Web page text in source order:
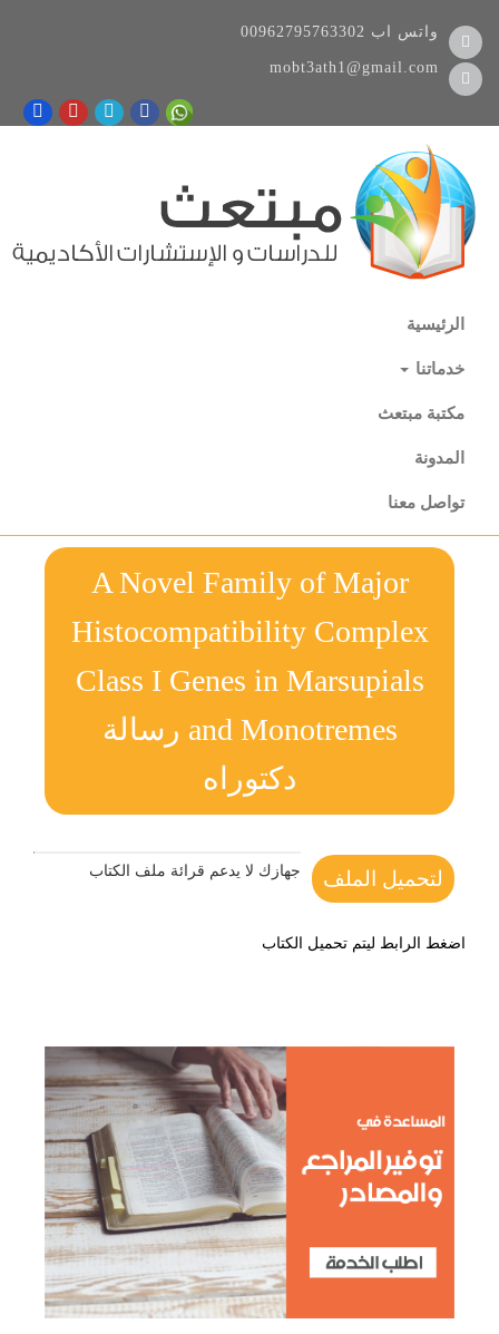
00962795763302 واتس اب
mobt3ath1@gmail.com
الرئيسية
خدماتنا
مكتبة مبتعث
المدونة
تواصل معنا
A Novel Family of Major
Histocompatibility Complex
Class I Genes in Marsupials
and Monotremes رسالة
دكتوراه
لتحميل الملف جهازك لا يدعم قرائة ملف الكتاب
اضغط الرابط ليتم تحميل الكتاب